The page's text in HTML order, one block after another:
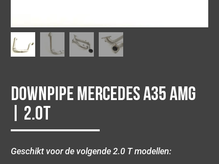
Downpipe Mercedes A35 AMG
| 2.0T
Geschikt voor de volgende 2.0 T modellen: